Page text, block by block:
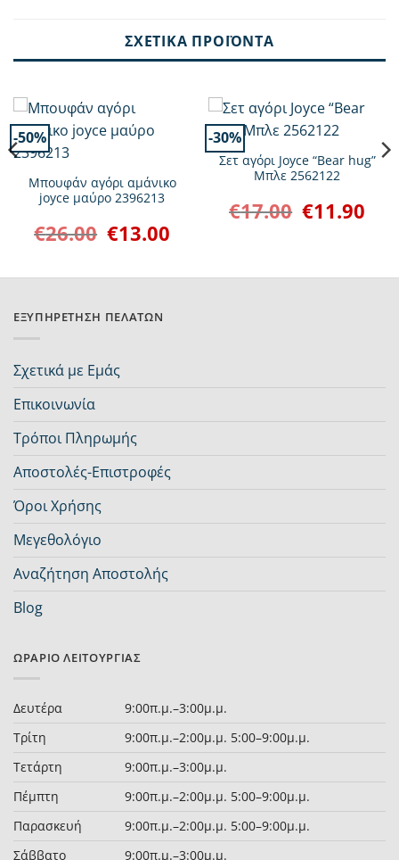
ΣΧΕΤΙΚΆ ΠΡΟΪΌΝΤΑ
-50%
Μπουφάν αγόρι αμάνικο
joyce μαύρο 2396213
€26.00 Original
price
€13.00Η
τρέχουσα
€13.00.
-30%
Σετ αγόρι Joyce “Bear hug”
Μπλε 2562122
€17.00 Original
price
€11.90Η
ΕΞΥΠΗΡΈΤΗΣΗ ΠΕΛΑΤΏΝ
Σχετικά με Εμάς
Επικοινωνία
Τρόποι Πληρωμής
Αποστολές-Επιστροφές
Όροι Χρήσης
Μεγεθολόγιο
Αναζήτηση Αποστολής
Blog
ΩΡΆΡΙΟ ΛΕΙΤΟΥΡΓΊΑΣ
Δευτέρα
9:00π.μ.–3:00μ.μ.
Τρίτη
9:00π.μ.–2:00μ.μ. 5:00–9:00μ.μ.
Τετάρτη
9:00π.μ.–3:00μ.μ.
Πέμπτη
9:00π.μ.–2:00μ.μ. 5:00–9:00μ.μ.
Παρασκευή
9:00π.μ.–2:00μ.μ. 5:00–9:00μ.μ.
Σάββατο
9:00π.μ.–3:00μ.μ.